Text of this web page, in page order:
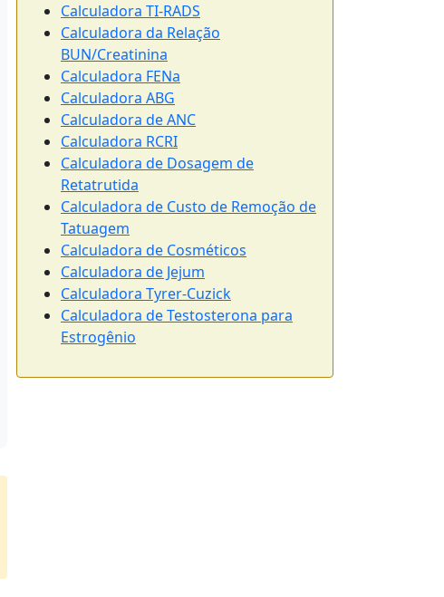
Calculadora TI-RADS
Calculadora da Relação
BUN/Creatinina
Calculadora FENa
Calculadora ABG
Calculadora de ANC
Calculadora RCRI
Calculadora de Dosagem de
Retatrutida
Calculadora de Custo de Remoção de
Tatuagem
Calculadora de Cosméticos
Calculadora de Jejum
Calculadora Tyrer-Cuzick
Calculadora de Testosterona para
Estrogênio